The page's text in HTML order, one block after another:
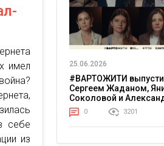
имел
себе
из
25.06.2026
#ВАРТОЖИТИ
Сергеем Жаданом,
Соколовой и
Тереном о жизни в
напряжении
0 3201